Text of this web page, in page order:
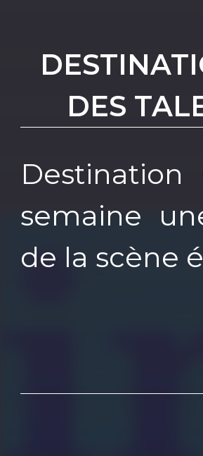
DES
semaine
de la scène